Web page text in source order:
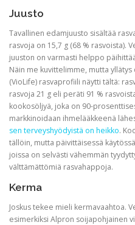
Juusto
Tavallinen edamjuusto sisältää
rasvoja on 15,7 g (68 % rasvoista).
juuston on varmasti helppo
Näin me kuvittelimme, mutta
(VioLife) rasvaprofiili näytti tältä:
rasvoja 21 g eli peräti 91 %
kookosöljyä, joka on 90-
markkinoidaan ihmelääkkeenä
sen terveyshyödyistä on heikko.
tällöin, mutta päivittäisessä
joissa on selvästi vähemmän
välttämättömiä rasvahappoja.
Kerma
Joskus tekee mieli kermavaahtoa.
esimerkiksi Alpron soijapohjainen